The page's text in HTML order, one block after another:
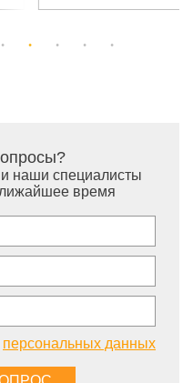
наши специалисты
время
персональных данных